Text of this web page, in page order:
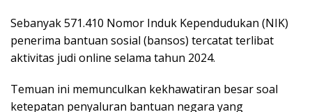
Sebanyak 571.410 Nomor Induk Kependudukan (NIK)
penerima bantuan sosial (bansos) tercatat terlibat
aktivitas judi online selama tahun 2024.
Temuan ini memunculkan kekhawatiran besar soal
ketepatan penyaluran bantuan negara yang